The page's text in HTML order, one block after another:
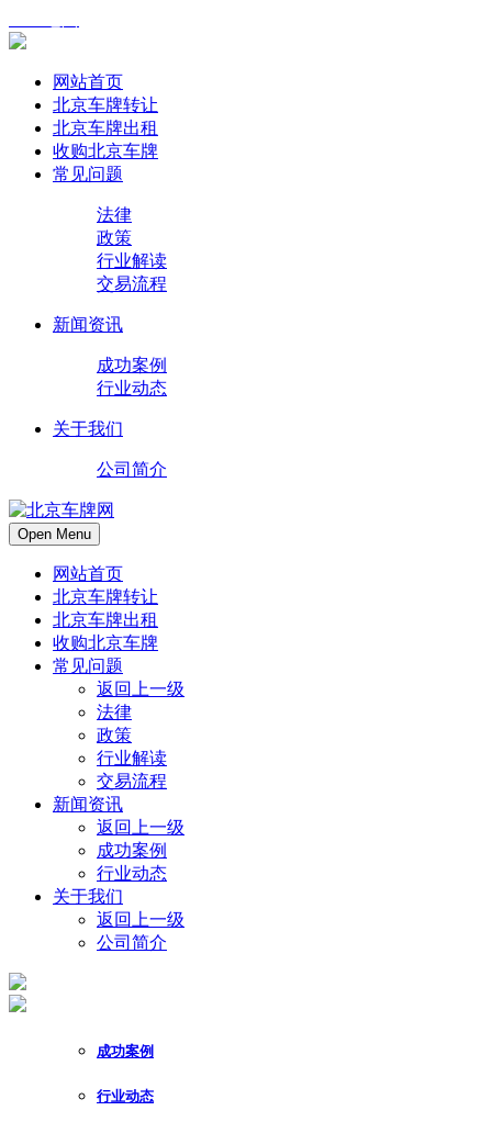
网站首页
北京车牌转让
北京车牌出租
收购北京车牌
常见问题
法律
政策
行业解读
交易流程
新闻资讯
成功案例
行业动态
关于我们
公司简介
Open Menu
网站首页
北京车牌转让
北京车牌出租
收购北京车牌
常见问题
返回上一级
法律
政策
行业解读
交易流程
新闻资讯
返回上一级
成功案例
行业动态
关于我们
返回上一级
公司简介
成功案例
行业动态